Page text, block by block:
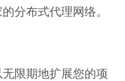
分布式代理网络。
限期地扩展您的项